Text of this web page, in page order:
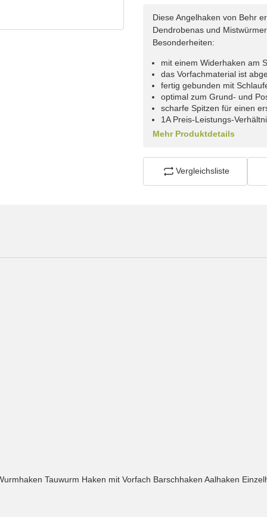
Diese Angelhaken von Behr
Dendrobenas und
Besonderheiten:
mit einem Widerhaken am
das Vorfachmaterial ist
fertig gebunden mit
optimal zum Grund- und
scharfe Spitzen für einen
1A Preis-Leistungs-
Mehr Produktdetails
Vergleichsliste
Tauwurm Haken mit Vorfach Barschhaken Aalhaken